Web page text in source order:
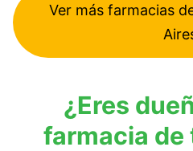
Ver más farmacias
¿Eres
farmacia de